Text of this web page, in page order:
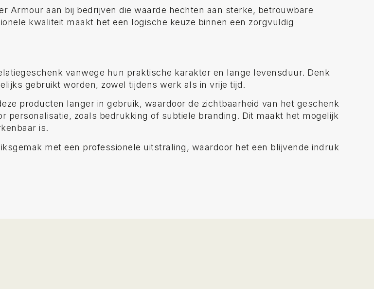
Armour aan bij bedrijven die waarde hechten aan sterke, betrouwbare
kwaliteit maakt het een logische keuze binnen een zorgvuldig
vanwege hun praktische karakter en lange levensduur. Denk
gebruikt worden, zowel tijdens werk als in vrije tijd.
producten langer in gebruik, waardoor de zichtbaarheid van het geschenk
personalisatie, zoals bedrukking of subtiele branding. Dit maakt het mogelijk
is.
met een professionele uitstraling, waardoor het een blijvende indruk